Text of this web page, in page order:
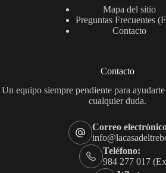
Mapa del sitio
Preguntas Frecuentes
Contacto
Contacto
Un equipo siempre pendiente para
cualquier duda.
Correo
Teléfono:
984 277 017